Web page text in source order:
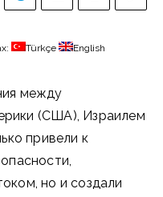
Türkçe English
между
(США), Израилем
привели к
но и создали